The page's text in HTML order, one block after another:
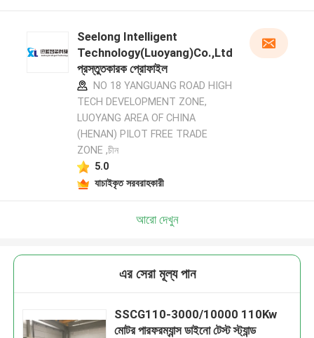
Seelong Intelligent
Technology(Luoyang)Co.,Ltd
প্রস্তুতকারক প্রোফাইল
NO 18 YANGUANG ROAD HIGH
TECH DEVELOPMENT ZONE,
LUOYANG AREA OF CHINA
(HENAN) PILOT FREE TRADE
ZONE ,চীন
5.0
যাচাইকৃত সরবরাহকারী
আরো দেখুন
এর সেরা মূল্য পান
SSCG110-3000/10000 110Kw
মোটর পারফরম্যান্স ডাইনো টেস্ট স্ট্যান্ড